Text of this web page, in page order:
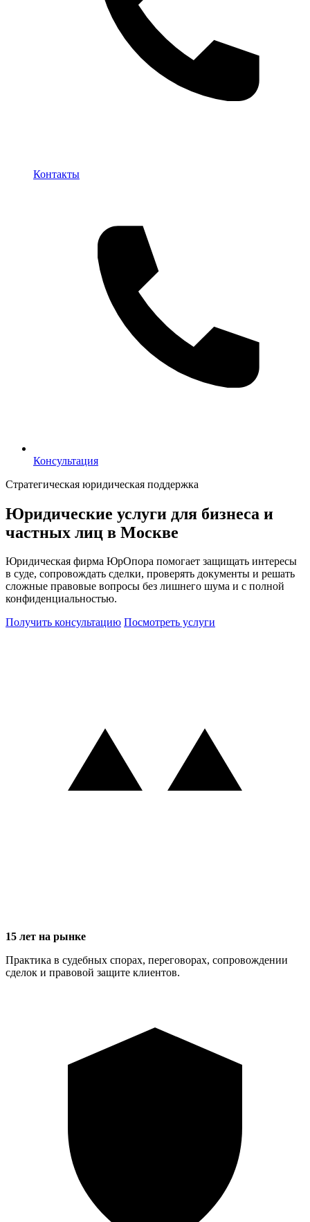
Контакты
Контакты
Консультация
Консультация
Стратегическая юридическая поддержка
Юридические услуги для бизнеса и
частных лиц в Москве
Юридическая фирма ЮрОпора помогает защищать интересы
в суде, сопровождать сделки, проверять документы и решать
сложные правовые вопросы без лишнего шума и с полной
конфиденциальностью.
Получить консультацию Посмотреть услуги
15 лет на рынке
Практика в судебных спорах, переговорах, сопровождении
сделок и правовой защите клиентов.